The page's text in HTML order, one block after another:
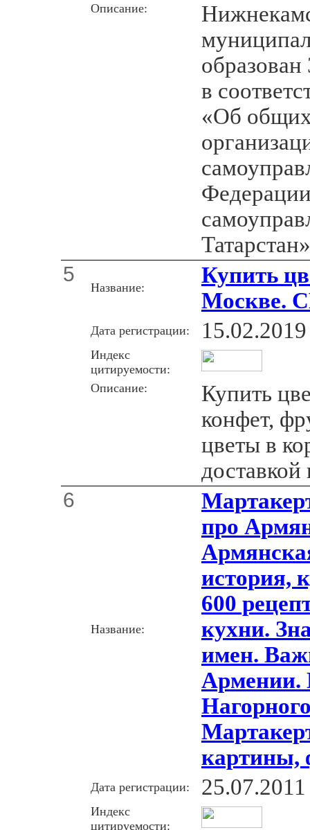
Описание:
образован
в
«Об
5
Название:
Купить
Москве.
Дата регистрации: 15.02.2019
Индекс
цитируемости:
Описание:
Купить
конфет,
цветы в
6
Название:
про
история,
600
кухни.
имен.
Армении.
картины,
Дата регистрации: 25.07.2011
Индекс
цитируемости: